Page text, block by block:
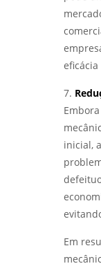
7.
inicial,
Em